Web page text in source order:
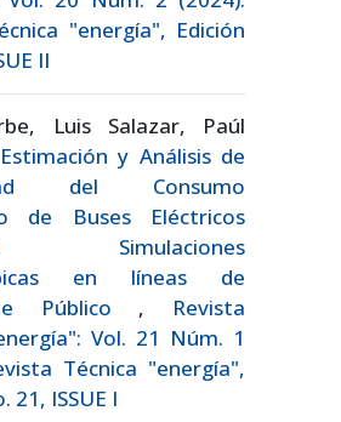
"energía", Edición
II
Luis Salazar, Paúl
Estimación y Análisis de
del Consumo
de Buses Eléctricos
Simulaciones
en líneas de
Público , Revista
Vol. 21 Núm. 1
Técnica "energía",
21, ISSUE I